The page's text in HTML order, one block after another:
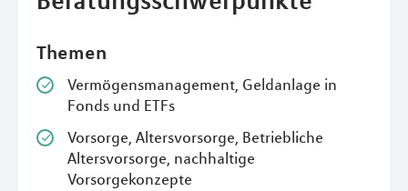
Themen
Vermögensmanagement, Geldanlage in
Fonds und ETFs
Vorsorge, Altersvorsorge, Betriebliche
Altersvorsorge, nachhaltige
Vorsorgekonzepte